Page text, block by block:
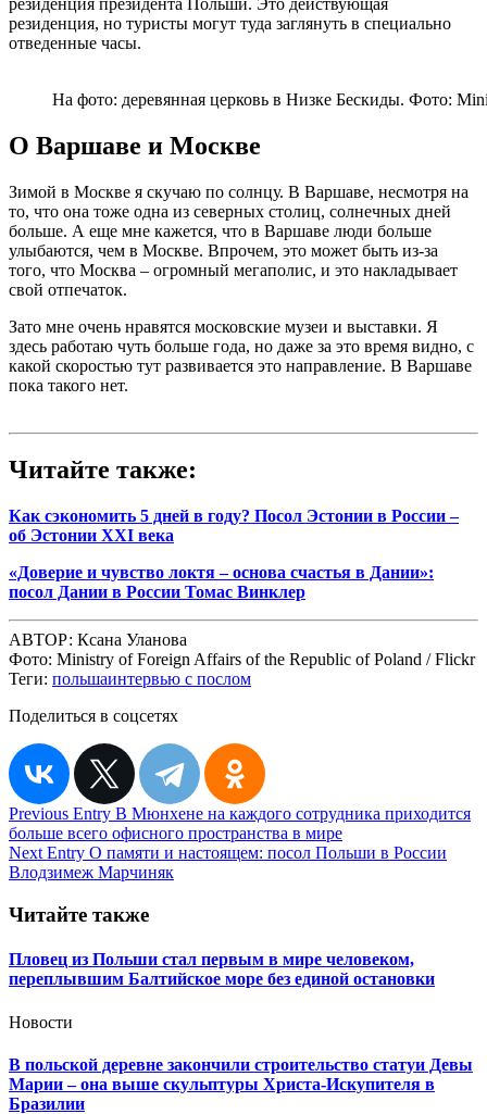
резиденция, но туристы могут туда заглянуть в специально
отведенные часы.
На фото: деревянная церковь в Низке Бескиды. Фото:
О Варшаве и Москве
Зимой в Москве я скучаю по солнцу. В Варшаве, несмотря на
то, что она тоже одна из северных столиц, солнечных дней
больше. А еще мне кажется, что в Варшаве люди больше
улыбаются, чем в Москве. Впрочем, это может быть из-за
того, что Москва – огромный мегаполис, и это накладывает
свой отпечаток.
Зато мне очень нравятся московские музеи и выставки. Я
здесь работаю чуть больше года, но даже за это время видно, с
какой скоростью тут развивается это направление. В Варшаве
пока такого нет.
Читайте также:
Как сэкономить 5 дней в году? Посол Эстонии в России –
об Эстонии XXI века
«Доверие и чувство локтя – основа счастья в Дании»:
посол Дании в России Томас Винклер
АВТОР: Ксана Уланова
Фото: Ministry of Foreign Affairs of the Republic of Poland / Flickr
Теги: польшаинтервью с послом
Поделиться в соцсетях
Навигация
по
записям
Previous Entry В Мюнхене на каждого сотрудника приходится
больше всего офисного пространства в мире
Next Entry О памяти и настоящем: посол Польши в России
Влодзимеж Марчиняк
Читайте также
Пловец из Польши стал первым в мире человеком,
переплывшим Балтийское море без единой остановки
Новости
В польской деревне закончили строительство статуи Девы
Марии – она выше скульптуры Христа-Искупителя в
Бразилии